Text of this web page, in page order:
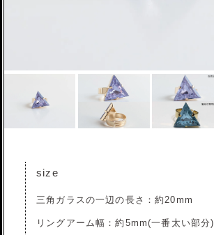
size
三角ガラスの一辺の長さ：約20mm
リングアーム幅：約5mm(一番太い部分)